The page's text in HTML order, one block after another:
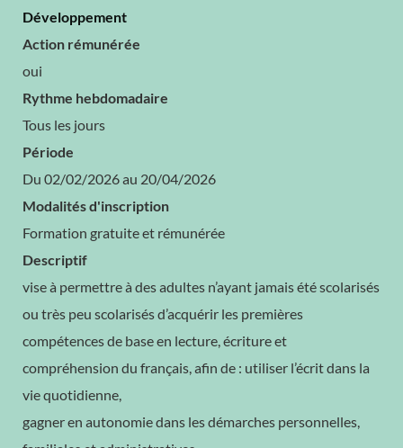
Développement
Action rémunérée
oui
Rythme hebdomadaire
Tous les jours
Période
Du 02/02/2026 au 20/04/2026
Modalités d'inscription
Formation gratuite et rémunérée
Descriptif
vise à permettre à des adultes n’ayant jamais été scolarisés
ou très peu scolarisés d’acquérir les premières
compétences de base en lecture, écriture et
compréhension du français, afin de : utiliser l’écrit dans la
vie quotidienne,
gagner en autonomie dans les démarches personnelles,